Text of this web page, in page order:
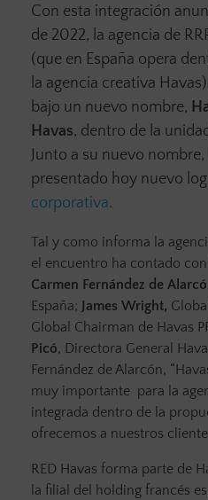
Con esta integración
de 2022, la agencia de
(que en España opera
la agencia creativa
bajo un nuevo nombre,
Havas, dentro de la
Junto a su nuevo nombre,
presentado hoy nuevo
corporativa.
Tal y como informa la
el encuentro ha contado
Carmen Fernández de
España;
James Wright,
Global Chairman de Havas
Picó, Directora General
Fernández de Alarcón,
muy importante para la
integrada dentro de la
ofrecemos a nuestros
RED Havas forma parte de
la filial del holding francés